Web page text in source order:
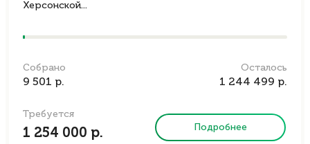
Херсонской...
Собрано
9 501 р.
Осталось
1 244 499 р.
Требуется
1 254 000 р. Подробнее